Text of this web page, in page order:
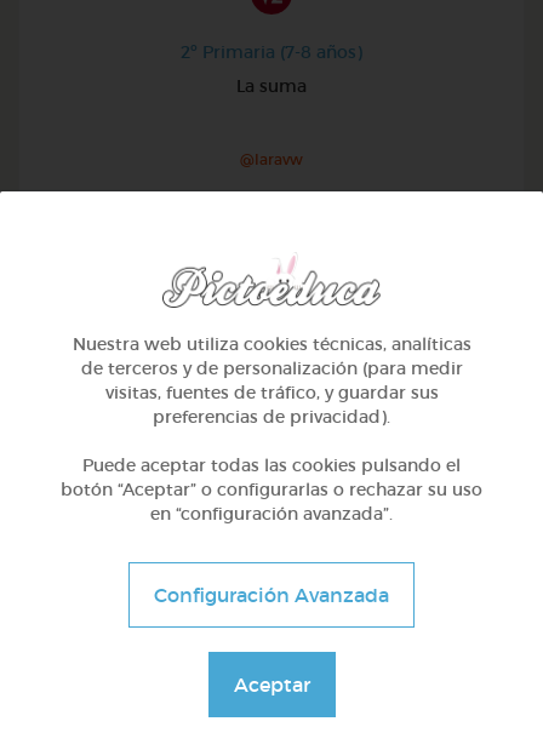
2º Primaria (7-8 años)
La suma
@Iaravw
2º Primaria (7-8 años)
Aprendiendo matematicas
Nuestra web utiliza cookies técnicas, analíticas
de terceros y de personalización (para medir
visitas, fuentes de tráfico, y guardar sus
preferencias de privacidad).
Puede aceptar todas las cookies pulsando el
botón “Aceptar” o configurarlas o rechazar su uso
en “configuración avanzada”.
Configuración Avanzada
Aceptar